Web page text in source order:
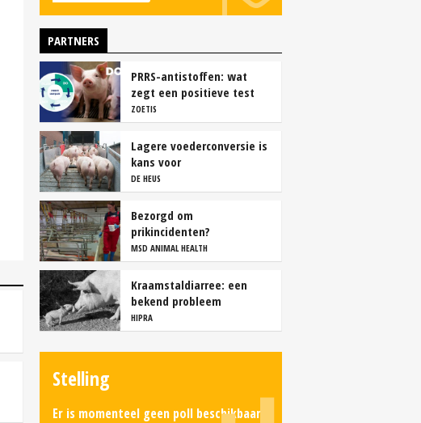
PARTNERS
PRRS-antistoffen: wat
zegt een positieve test
echt?
ZOETIS
Lagere voederconversie is
kans voor
vleesvarkenshouders
DE HEUS
Bezorgd om
prikincidenten?
MSD ANIMAL HEALTH
Kraamstaldiarree: een
bekend probleem
HIPRA
Stelling
Er is momenteel geen poll beschikbaar.